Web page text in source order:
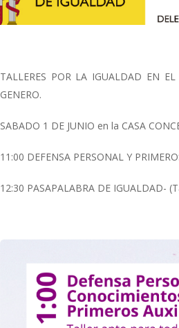
TALLERES POR LA IGUALDAD EN
GENERO.
SABADO 1 DE JUNIO en la CASA
11:00 DEFENSA PERSONAL Y
12:30 PASAPALABRA DE IGUALDAD-